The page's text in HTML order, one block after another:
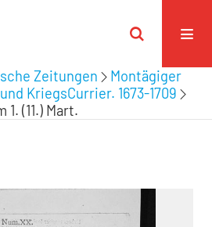
Zeitungen
Montägiger
KriegsCurrier. 1673-1709
1. (11.) Mart.